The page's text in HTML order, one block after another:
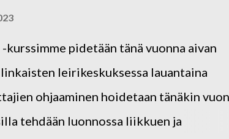
sanataiteen tuottamiseen. Yhdistys
pidetään tänä vuonna aivan
leirikeskuksessa lauantaina
ohjaaminen hoidetaan tänäkin
tehdään luonnossa liikkuen ja